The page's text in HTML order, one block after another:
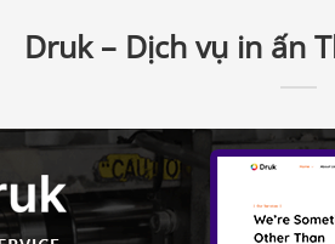
Druk – Dịch vụ in ấn